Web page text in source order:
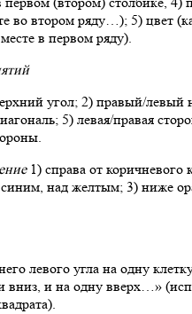
во втором ряду…); 5) цвет
в первом ряду).
угол; 2) правый/
5) левая/правая
1) справа от коричневого
над желтым; 3) ниже
левого угла на одну
вниз, и на одну вверх…»